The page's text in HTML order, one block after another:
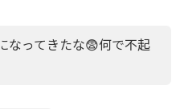
なってきたな😨何で不起